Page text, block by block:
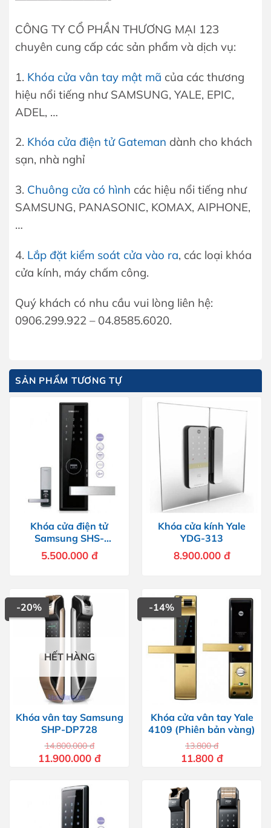
CÔNG TY CỔ PHẦN THƯƠNG MẠI 123
chuyên cung cấp các sản phẩm và dịch vụ:
1. Khóa cửa vân tay mật mã của các thương
hiệu nổi tiếng như SAMSUNG, YALE, EPIC,
ADEL, …
2. Khóa cửa điện tử Gateman dành cho khách
sạn, nhà nghỉ
3. Chuông cửa có hình các hiệu nổi tiếng như
SAMSUNG, PANASONIC, KOMAX, AIPHONE,
…
4. Lắp đặt kiểm soát cửa vào ra, các loại khóa
cửa kính, máy chấm công.
Quý khách có nhu cầu vui lòng liên hệ:
0906.299.922 – 04.8585.6020.
SẢN PHẨM TƯƠNG TỰ
Khóa cửa điện tử
Samsung SHS-
H505FMK/EN
5.500.000 đ
Khóa cửa kính Yale
YDG-313
8.900.000 đ
-20%
HẾT HÀNG
Khóa vân tay Samsung
SHP-DP728
14.800.000đ
Giá
gốc
11.900.000 đGiá
hiện
-14%
Khóa cửa vân tay Yale
4109 (Phiên bản vàng)
13.800đ
Giá
gốc
11.800 đGiá
hiện
11.800 đ.